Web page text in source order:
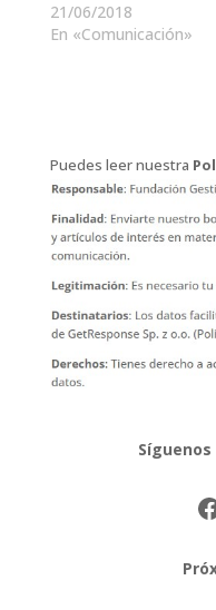
21/06/2018
En «Comunicación»
Puedes leer nuestra
Síguenos